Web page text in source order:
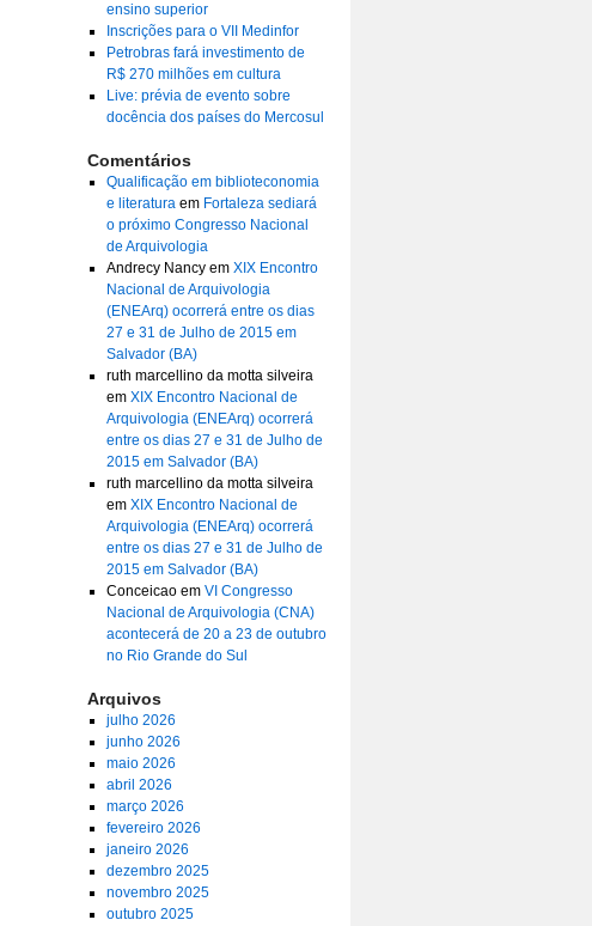
ensino superior
Inscrições para o VII Medinfor
Petrobras fará investimento de
R$ 270 milhões em cultura
Live: prévia de evento sobre
docência dos países do Mercosul
Comentários
Qualificação em biblioteconomia
e literaturaem Fortaleza sediará
o próximo Congresso Nacional
de Arquivologia
Andrecy Nancyem XIX Encontro
Nacional de Arquivologia
(ENEArq) ocorrerá entre os dias
27 e 31 de Julho de 2015 em
Salvador (BA)
ruth marcellino da motta silveira
em XIX Encontro Nacional de
Arquivologia (ENEArq) ocorrerá
entre os dias 27 e 31 de Julho de
2015 em Salvador (BA)
ruth marcellino da motta silveira
em XIX Encontro Nacional de
Arquivologia (ENEArq) ocorrerá
entre os dias 27 e 31 de Julho de
2015 em Salvador (BA)
Conceicaoem VI Congresso
Nacional de Arquivologia (CNA)
acontecerá de 20 a 23 de outubro
no Rio Grande do Sul
Arquivos
julho 2026
junho 2026
maio 2026
abril 2026
março 2026
fevereiro 2026
janeiro 2026
dezembro 2025
novembro 2025
outubro 2025